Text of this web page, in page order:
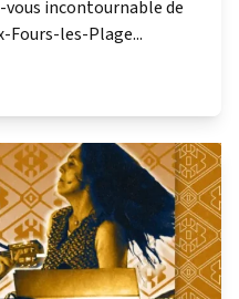
vous incontournable de
Fours-les-Plage...